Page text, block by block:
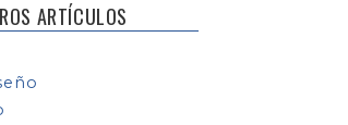
ARTÍCULOS